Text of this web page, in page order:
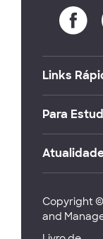
Links
Para
Copyright ©
and